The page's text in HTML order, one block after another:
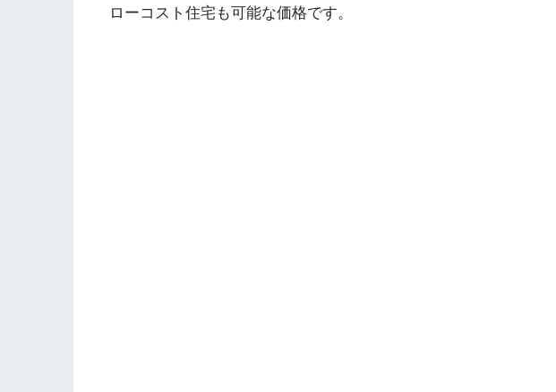
ローコスト住宅も可能な価格です。